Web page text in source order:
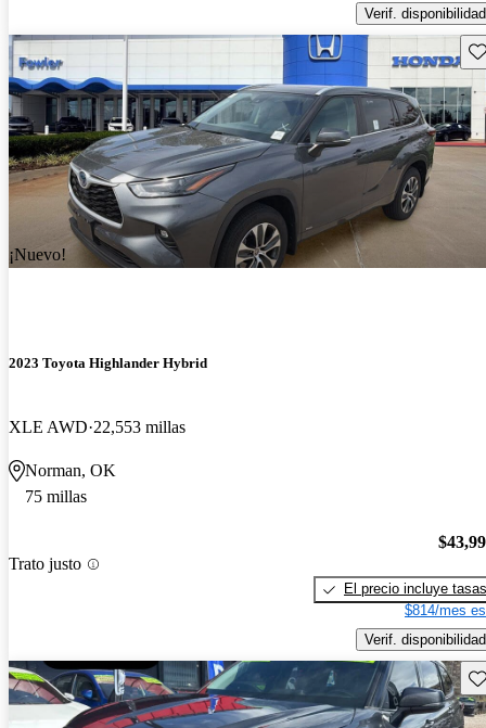
Verif. disponibilidad
¡Nuevo!
2023 Toyota Highlander Hybrid
XLE AWD 22,553 millas
Norman, OK
75 millas
Trato justo
El precio incluye tasas
$814/mes
Verif. disponibilidad